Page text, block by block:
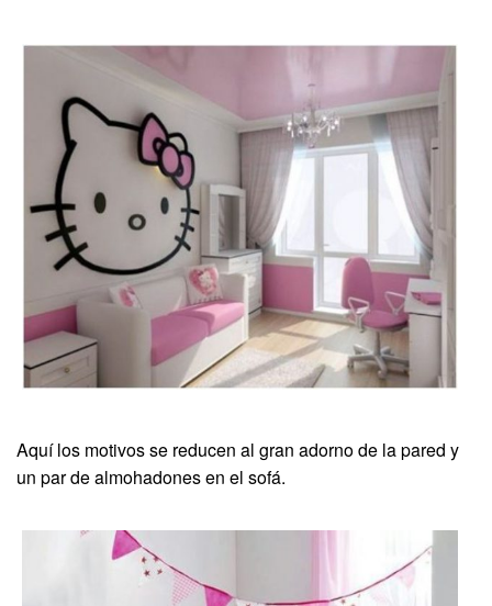
Aquí los motivos se reducen al gran adorno de la pared y
un par de almohadones en el sofá.